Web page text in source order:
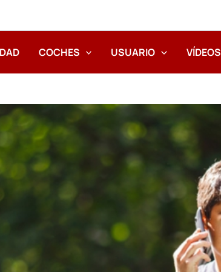
COCHES USUARIO VÍDEOS